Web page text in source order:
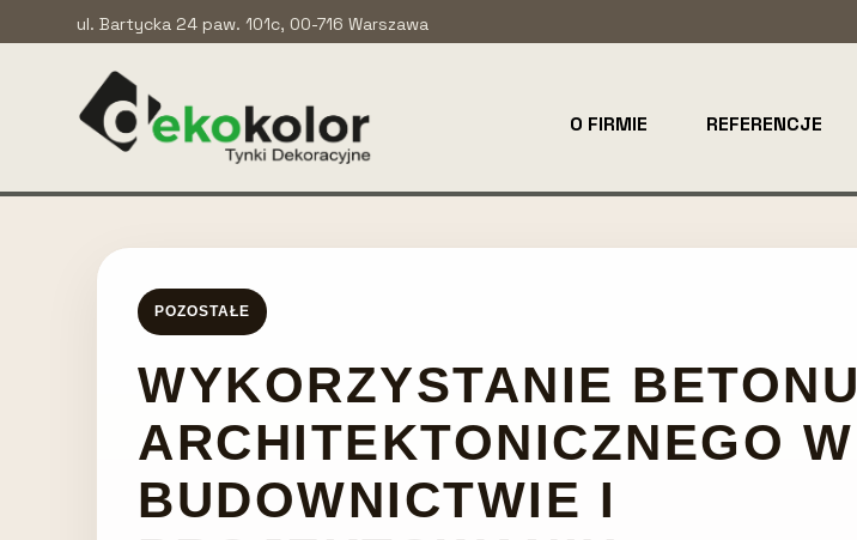
REFERENCJE
O FIRMIE
ul. Bartycka 24 paw. 101c, 00-716 Warszawa
POZOSTAŁE
WYKORZYSTANIE BETONU
ARCHITEKTONICZNEGO W
BUDOWNICTWIE I